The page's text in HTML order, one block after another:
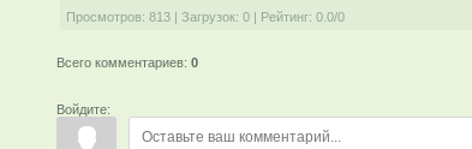
Просмотров: 813 |Загрузок: 0 | Рейтинг: 0.0/0
Всего комментариев:0
Войдите: